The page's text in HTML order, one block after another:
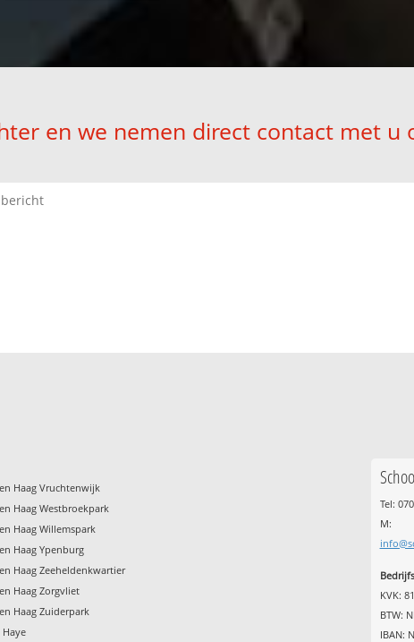
en we nemen direct contact met u
Haag Vruchtenwijk
Haag Westbroekpark
Haag Willemspark
Haag Ypenburg
Haag Zeeheldenkwartier
Haag Zorgvliet
Haag Zuiderpark
Haye
Tel:
M:
KVK:
BTW:
IBAN: